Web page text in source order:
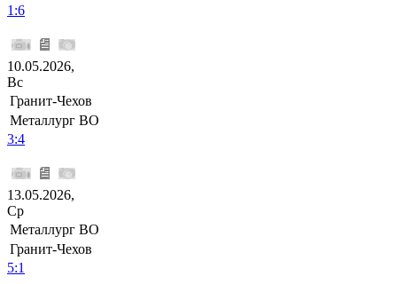
1:6
10.05.2026,
Вс
Гранит-Чехов
Металлург ВО
3:4
13.05.2026,
Ср
Металлург ВО
Гранит-Чехов
5:1